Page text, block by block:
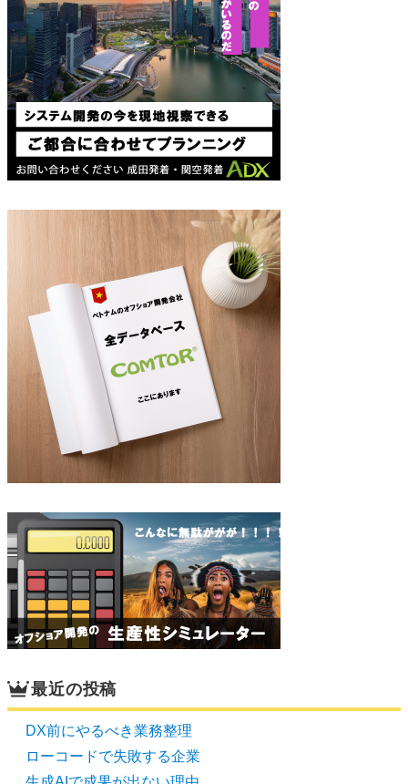
ョ
ン
最近の投稿
DX前にやるべき業務整理
ローコードで失敗する企業